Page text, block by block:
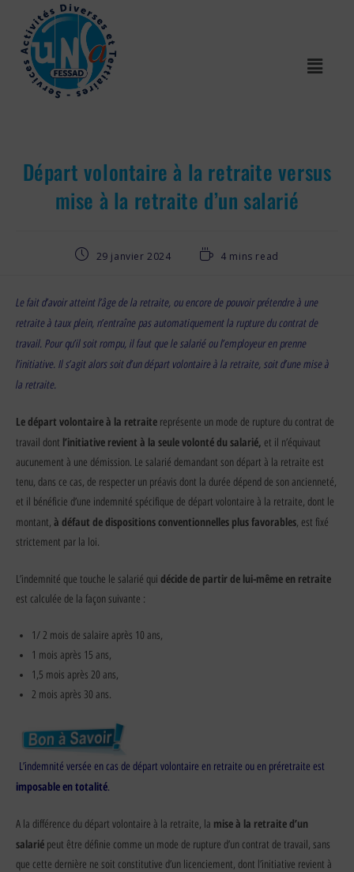
Départ volontaire à la retraite versus
mise à la retraite d’un salarié
29 janvier 2024 4 mins read
Le fait d’avoir atteint l’âge de la retraite, ou encore de pouvoir prétendre à une
retraite à taux plein, n’entraîne pas automatiquement la rupture du contrat de
travail. Pour qu’il soit rompu, il faut que le salarié ou l’employeur en prenne
l’initiative. Il s’agit alors soit d’un départ volontaire à la retraite, soit d’une mise à
la retraite.
Le départ volontaire à la retraite représente un mode de rupture du contrat de
travail dont l’initiative revient à la seule volonté du salarié, et il n’équivaut
aucunement à une démission. Le salarié demandant son départ à la retraite est
tenu, dans ce cas, de respecter un préavis dont la durée dépend de son ancienneté,
et il bénéficie d’une indemnité spécifique de départ volontaire à la retraite, dont le
montant, à défaut de dispositions conventionnelles plus favorables, est fixé
strictement par la loi.
L’indemnité que touche le salarié qui décide de partir de lui-même en retraite
est calculée de la façon suivante :
1/ 2 mois de salaire après 10 ans,
1 mois après 15 ans,
1,5 mois après 20 ans,
2 mois après 30 ans.
L’indemnité versée en cas de départ volontaire en retraite ou en préretraite est
imposable en totalité.
A la différence du départ volontaire à la retraite, la mise à la retraite d’un
salarié peut être définie comme un mode de rupture d’un contrat de travail, sans
que cette dernière ne soit constitutive d’un licenciement, dont l’initiative revient à